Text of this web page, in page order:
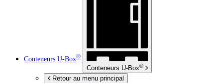
Conteneurs U-Box®
Conteneurs U-Box®
Retour au menu principal